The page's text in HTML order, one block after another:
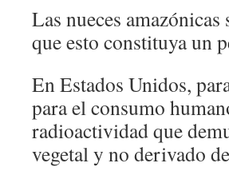
Las nueces
que esto constituya un
En Estados Unidos,
para el consumo
radioactividad que
vegetal y no derivado